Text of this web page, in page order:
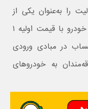
وارداتی، تویوتا کرولا ۱۸۰۰ الیت را به‌عنوان یکی از
بهترین گزینه‌ها معرفی کرده است. این خودرو با قیمت اولیه ۱
الحساب در مبادی ورودی
به خودروهای